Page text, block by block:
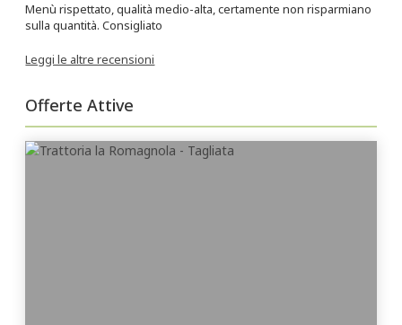
Menù rispettato, qualità medio-alta, certamente non risparmiano
sulla quantità. Consigliato
Leggi le altre recensioni
Offerte Attive